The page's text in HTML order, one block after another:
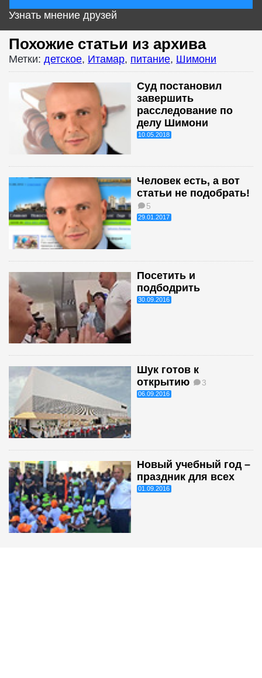
Узнать мнение друзей
Похожие статьи из архива
Метки: детское, Итамар, питание, Шимони
Суд постановил
завершить
расследование по
делу Шимони
10.05.2018
Человек есть, а вот
статьи не подобрать!
5
29.01.2017
Посетить и
подбодрить
30.09.2016
Шук готов к
открытию
3
06.09.2016
Новый учебный год –
праздник для всех
01.09.2016